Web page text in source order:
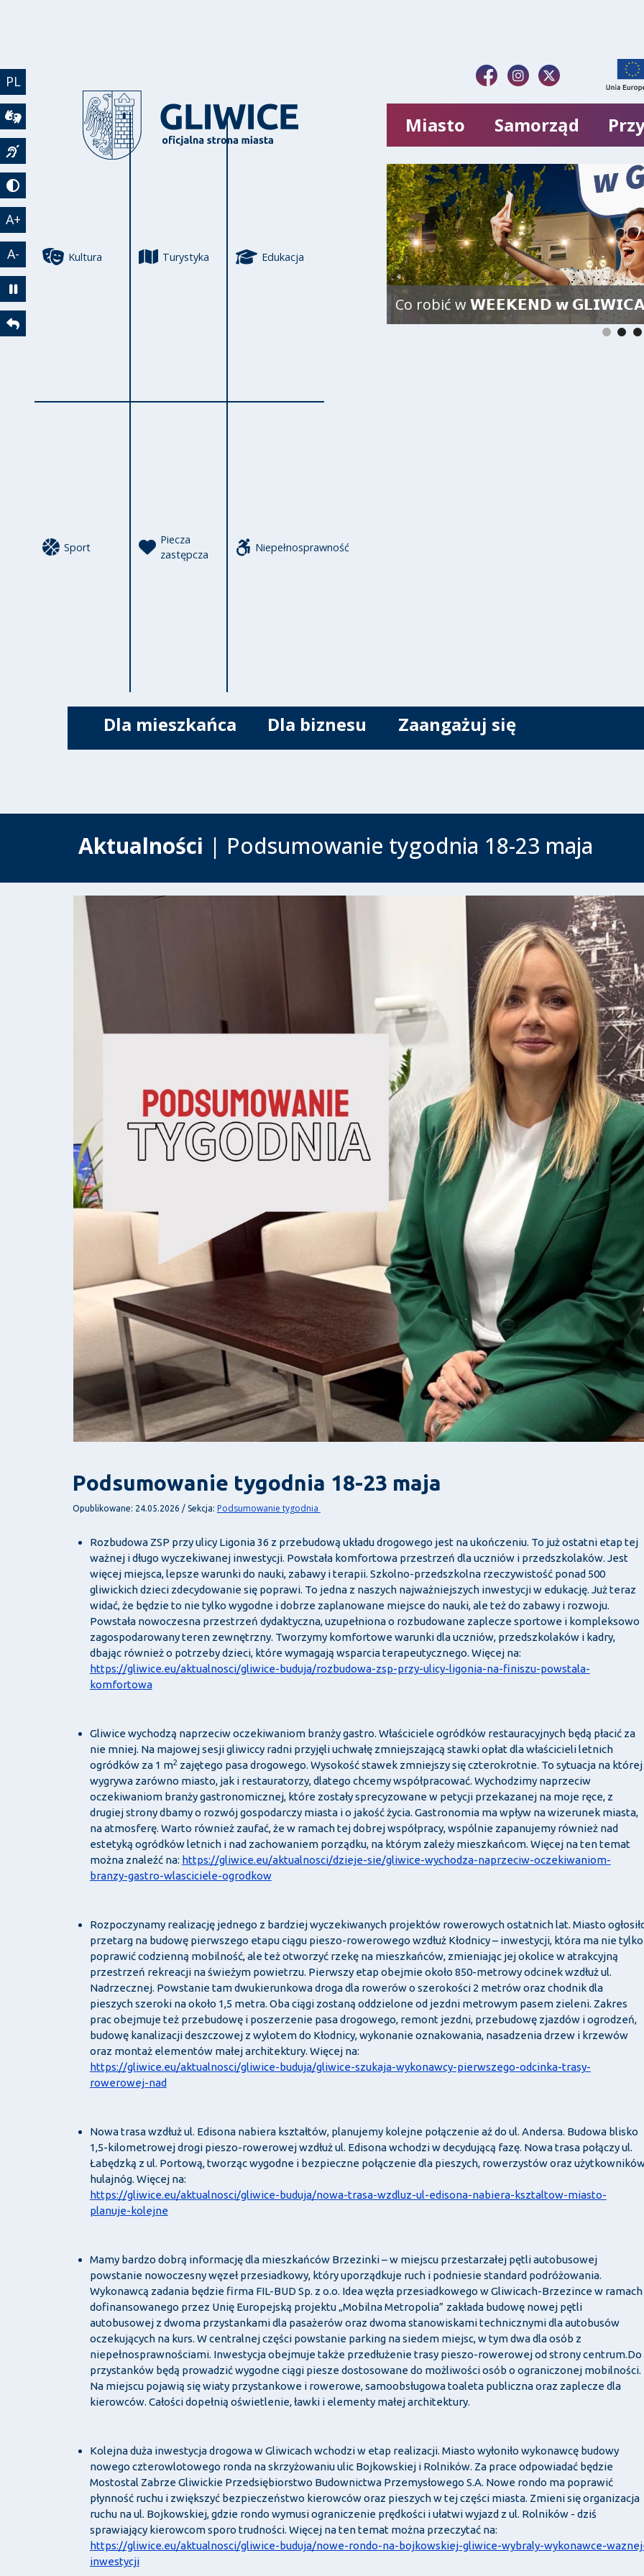
PL
Wideotłumacz
Język migowy
Tryb kontrastowy
A+
A-
Zatrzymaj animację
Powrót
Miasto Samorząd
Co robić w 𝗪𝗘𝗘𝗞𝗘𝗡𝗗 𝘄
Kultura Turystyka Edukacja
Sport
Piecza
zastępcza
Niepełnosprawność
Dla mieszkańca Dla biznesu Zaangażuj się
Aktualności | Podsumowanie tygodnia 18-23 maja
Podsumowanie tygodnia 18-23 maja
Opublikowane: 24.05.2026 / Sekcja: Podsumowanie tygodnia
Rozbudowa ZSP przy ulicy Ligonia 36 z przebudową układu drogowego jest na ukończeniu. To już ostatni etap tej
ważnej i długo wyczekiwanej inwestycji. Powstała komfortowa przestrzeń dla uczniów i przedszkolaków. Jest
więcej miejsca, lepsze warunki do nauki, zabawy i terapii. Szkolno-przedszkolna rzeczywistość ponad 500
gliwickich dzieci zdecydowanie się poprawi. To jedna z naszych najważniejszych inwestycji w edukację. Już teraz
widać, że będzie to nie tylko wygodne i dobrze zaplanowane miejsce do nauki, ale też do zabawy i rozwoju.
Powstała nowoczesna przestrzeń dydaktyczna, uzupełniona o rozbudowane zaplecze sportowe i kompleksowo
zagospodarowany teren zewnętrzny. Tworzymy komfortowe warunki dla uczniów, przedszkolaków i kadry,
dbając również o potrzeby dzieci, które wymagają wsparcia terapeutycznego. Więcej na:
https://gliwice.eu/aktualnosci/gliwice-buduja/rozbudowa-zsp-przy-ulicy-ligonia-na-finiszu-powstala-
komfortowa
Gliwice wychodzą naprzeciw oczekiwaniom branży gastro. Właściciele ogródków restauracyjnych będą płacić za
nie mniej. Na majowej sesji gliwiccy radni przyjęli uchwałę zmniejszającą stawki opłat dla właścicieli letnich
ogródków za 1 m2zajętego pasa drogowego. Wysokość stawek zmniejszy się czterokrotnie. To sytuacja na której
wygrywa zarówno miasto, jak i restauratorzy, dlatego chcemy współpracować. Wychodzimy naprzeciw
oczekiwaniom branży gastronomicznej, które zostały sprecyzowane w petycji przekazanej na moje ręce, z
drugiej strony dbamy o rozwój gospodarczy miasta i o jakość życia. Gastronomia ma wpływ na wizerunek miasta,
na atmosferę. Warto również zaufać, że w ramach tej dobrej współpracy, wspólnie zapanujemy również nad
estetyką ogródków letnich i nad zachowaniem porządku, na którym zależy mieszkańcom. Więcej na ten temat
można znaleźć na: https://gliwice.eu/aktualnosci/dzieje-sie/gliwice-wychodza-naprzeciw-oczekiwaniom-
branzy-gastro-wlasciciele-ogrodkow
Rozpoczynamy realizację jednego z bardziej wyczekiwanych projektów rowerowych ostatnich lat. Miasto
przetarg na budowę pierwszego etapu ciągu pieszo-rowerowego wzdłuż Kłodnicy – inwestycji, która ma nie tylko
poprawić codzienną mobilność, ale też otworzyć rzekę na mieszkańców, zmieniając jej okolice w atrakcyjną
przestrzeń rekreacji na świeżym powietrzu. Pierwszy etap obejmie około 850-metrowy odcinek wzdłuż ul.
Nadrzecznej. Powstanie tam dwukierunkowa droga dla rowerów o szerokości 2 metrów oraz chodnik dla
pieszych szeroki na około 1,5 metra. Oba ciągi zostaną oddzielone od jezdni metrowym pasem zieleni. Zakres
prac obejmuje też przebudowę i poszerzenie pasa drogowego, remont jezdni, przebudowę zjazdów i ogrodzeń,
budowę kanalizacji deszczowej z wylotem do Kłodnicy, wykonanie oznakowania, nasadzenia drzew i krzewów
oraz montaż elementów małej architektury. Więcej na:
https://gliwice.eu/aktualnosci/gliwice-buduja/gliwice-szukaja-wykonawcy-pierwszego-odcinka-trasy-
rowerowej-nad
Nowa trasa wzdłuż ul. Edisona nabiera kształtów, planujemy kolejne połączenie aż do ul. Andersa. Budowa blisko
1,5-kilometrowej drogi pieszo-rowerowej wzdłuż ul. Edisona wchodzi w decydującą fazę. Nowa trasa połączy ul.
Łabędzką z ul. Portową, tworząc wygodne i bezpieczne połączenie dla pieszych, rowerzystów oraz
hulajnóg. Więcej na:
https://gliwice.eu/aktualnosci/gliwice-buduja/nowa-trasa-wzdluz-ul-edisona-nabiera-ksztaltow-miasto-
planuje-kolejne
Mamy bardzo dobrą informację dla mieszkańców Brzezinki – w miejscu przestarzałej pętli autobusowej
powstanie nowoczesny węzeł przesiadkowy, który uporządkuje ruch i podniesie standard podróżowania.
Wykonawcą zadania będzie firma FIL-BUD Sp. z o.o. Idea węzła przesiadkowego w Gliwicach-Brzezince w ramach
dofinansowanego przez Unię Europejską projektu „Mobilna Metropolia” zakłada budowę nowej pętli
autobusowej z dwoma przystankami dla pasażerów oraz dwoma stanowiskami technicznymi dla autobusów
oczekujących na kurs. W centralnej części powstanie parking na siedem miejsc, w tym dwa dla osób z
niepełnosprawnościami. Inwestycja obejmuje także przedłużenie trasy pieszo-rowerowej od strony centrum.Do
przystanków będą prowadzić wygodne ciągi piesze dostosowane do możliwości osób o ograniczonej mobilności.
Na miejscu pojawią się wiaty przystankowe i rowerowe, samoobsługowa toaleta publiczna oraz zaplecze dla
kierowców. Całości dopełnią oświetlenie, ławki i elementy małej architektury.
Kolejna duża inwestycja drogowa w Gliwicach wchodzi w etap realizacji. Miasto wyłoniło wykonawcę budowy
nowego czterowlotowego ronda na skrzyżowaniu ulic Bojkowskiej i Rolników. Za prace odpowiadać będzie
Mostostal Zabrze Gliwickie Przedsiębiorstwo Budownictwa Przemysłowego S.A. Nowe rondo ma poprawić
płynność ruchu i zwiększyć bezpieczeństwo kierowców oraz pieszych w tej części miasta. Zmieni się organizacja
ruchu na ul. Bojkowskiej, gdzie rondo wymusi ograniczenie prędkości i ułatwi wyjazd z ul. Rolników - dziś
sprawiający kierowcom sporo trudności. Więcej na ten temat można przeczytać na:
https://gliwice.eu/aktualnosci/gliwice-buduja/nowe-rondo-na-bojkowskiej-gliwice-wybraly-wykonawce-
inwestycji